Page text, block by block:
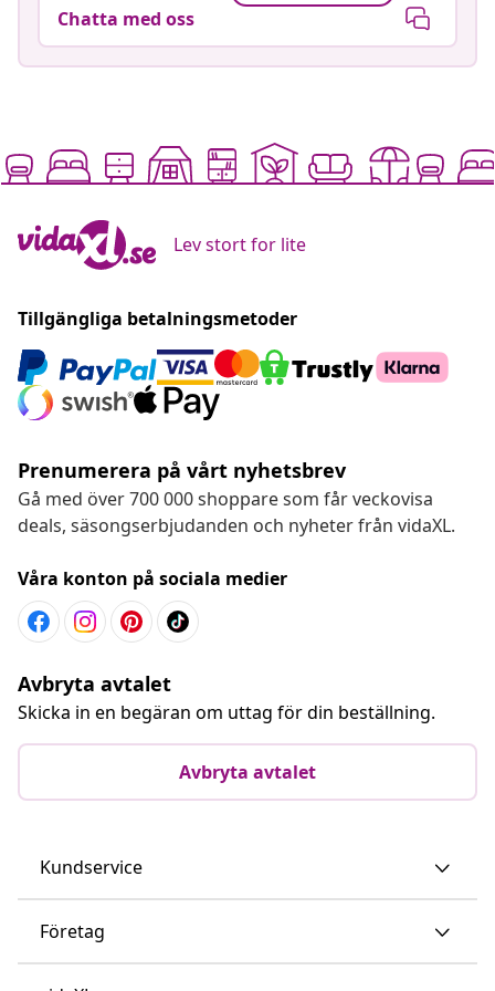
Chatta med oss
Lev stort for lite
Tillgängliga betalningsmetoder
Prenumerera på vårt nyhetsbrev
Gå med över 700 000 shoppare som får veckovisa
deals, säsongserbjudanden och nyheter från vidaXL.
Våra konton på sociala medier
Avbryta avtalet
Skicka in en begäran om uttag för din beställning.
Avbryta avtalet
Kundservice
Företag